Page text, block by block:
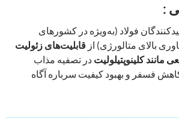
:
فولاد (به‌ویژه در کشورهای
بالای متالورژی) از قابلیت‌های زئولیت
در تصفیه مذاب
فسفر و بهبود کیفیت سرباره آگاه